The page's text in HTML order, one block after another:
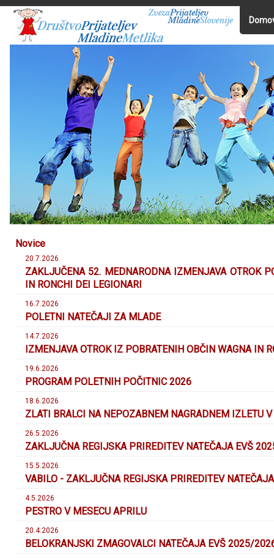
Novice
20.7.2026
ZAKLJUČENA 52. MEDNARODNA IZMENJAVA OTROK
IN RONCHI DEI LEGIONARI
16.7.2026
POLETNI NATEČAJI ZA MLADE
14.7.2026
IZMENJAVA OTROK IZ POBRATENIH OBČIN WAGNA IN
19.6.2026
PROGRAM POLETNIH POČITNIC 2026
18.6.2026
ZLATI BRALCI NA NEPOZABNEM NAGRADNEM IZLETU
26.5.2026
ZAKLJUČNA REGIJSKA PRIREDITEV NATEČAJA EVŠ
15.5.2026
VABILO - ZAKLJUČNA REGIJSKA PRIREDITEV
4.5.2026
PESTRO V MESECU APRILU
20.4.2026
BELOKRANJSKI ZMAGOVALCI NATEČAJA EVŠ 2025/